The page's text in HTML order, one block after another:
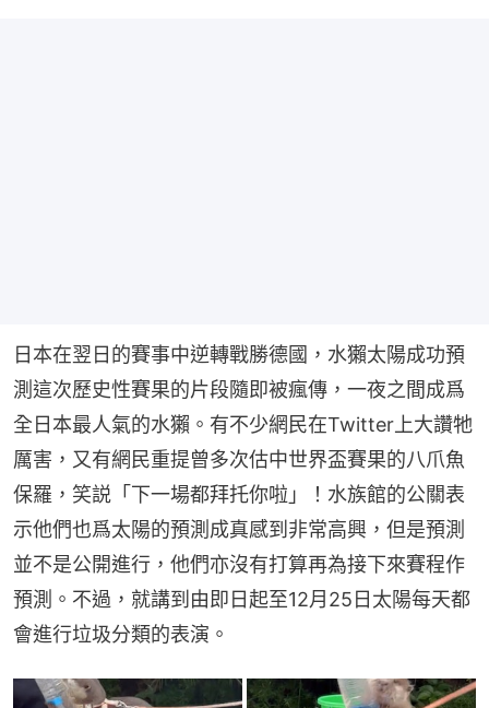
日本在翌日的賽事中逆轉戰勝德國，水獺太陽成功預
測這次歷史性賽果的片段隨即被瘋傳，一夜之間成爲
全日本最人氣的水獺。有不少網民在Twitter上大讚牠
厲害，又有網民重提曾多次估中世界盃賽果的八爪魚
保羅，笑説「下一場都拜托你啦」！水族館的公關表
示他們也爲太陽的預測成真感到非常高興，但是預測
並不是公開進行，他們亦沒有打算再為接下來賽程作
預測。不過，就講到由即日起至12月25日太陽每天都
會進行垃圾分類的表演。